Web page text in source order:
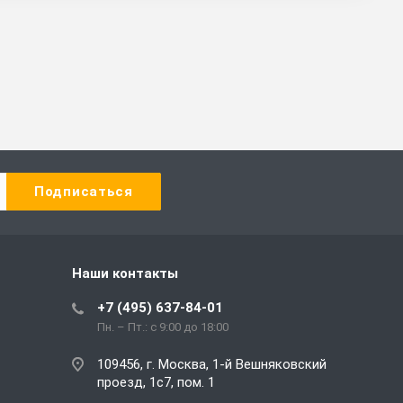
Наши контакты
+7 (495) 637-84-01
Пн. – Пт.: с 9:00 до 18:00
109456, г. Москва, 1-й Вешняковский
проезд, 1с7, пом. 1